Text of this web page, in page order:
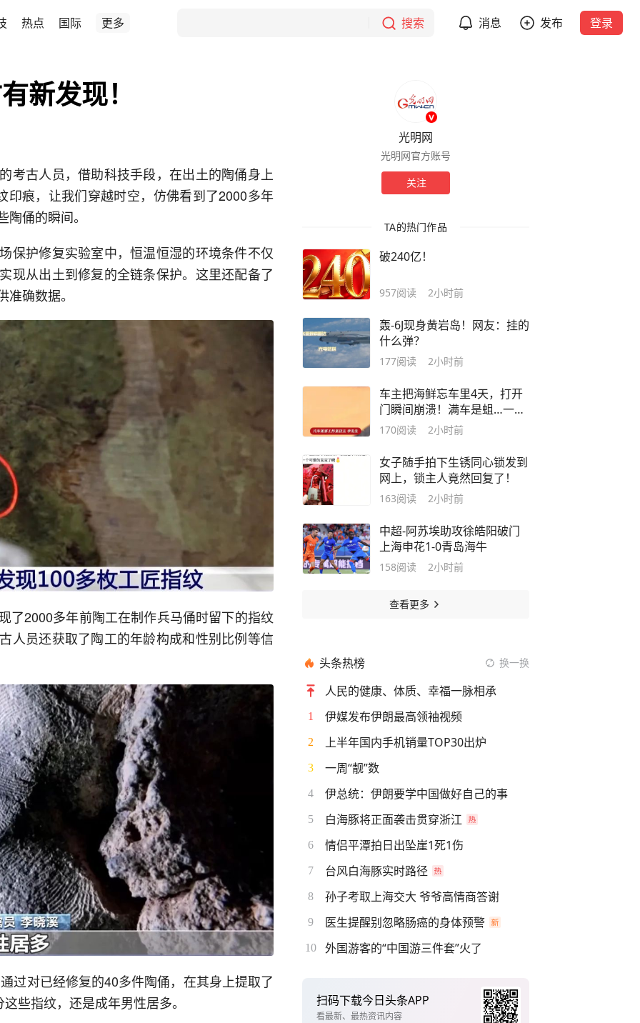
热点 国际 更多 搜索 消息 发布 登录
新发现！
考古人员，借助科技手段，在出土的陶俑身上
印痕，让我们穿越时空，仿佛看到了2000多年
俑的瞬间。
保护修复实验室中，恒温恒湿的环境条件不仅
现从出土到修复的全链条保护。这里还配备了
确数据。
了2000多年前陶工在制作兵马俑时留下的指纹
人员还获取了陶工的年龄构成和性别比例等信
过对已经修复的40多件陶俑，在其身上提取了
些指纹，还是成年男性居多。
光明网
光明网官方账号
关注
TA的热门作品
破240亿！
957阅读 2小时前
轰-6J现身黄岩岛！网友：挂的
什么弹？
177阅读 2小时前
车主把海鲜忘车里4天，打开
门瞬间崩溃！满车是蛆…一看
评论区，"天塌了！"
170阅读 2小时前
女子随手拍下生锈同心锁发到
网上，锁主人竟然回复了！
163阅读 2小时前
中超-阿苏埃助攻徐皓阳破门
上海申花1-0青岛海牛
158阅读 2小时前
查看更多
头条热榜 换一换
人民的健康、体质、幸福一脉相承
1 伊媒发布伊朗最高领袖视频
2 上半年国内手机销量TOP30出炉
3 一周“靓”数
4 伊总统：伊朗要学中国做好自己的事
5 白海豚将正面袭击贯穿浙江
6 情侣平潭拍日出坠崖1死1伤
7 台风白海豚实时路径
8 孙子考取上海交大 爷爷高情商答谢
9 医生提醒别忽略肠癌的身体预警
10 外国游客的“中国游三件套”火了
扫码下载今日头条APP
看最新、最热资讯内容